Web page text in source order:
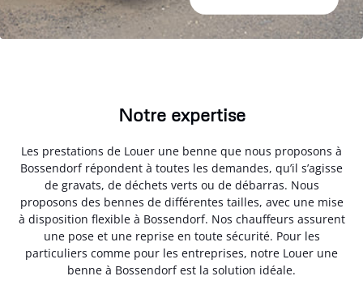
Notre expertise
Les prestations de Louer une benne que nous proposons à
Bossendorf répondent à toutes les demandes, qu’il s’agisse
de gravats, de déchets verts ou de débarras. Nous
proposons des bennes de différentes tailles, avec une mise
à disposition flexible à Bossendorf. Nos chauffeurs assurent
une pose et une reprise en toute sécurité. Pour les
particuliers comme pour les entreprises, notre Louer une
benne à Bossendorf est la solution idéale.